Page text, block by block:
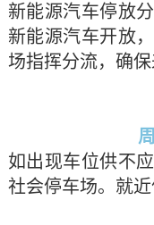
新能源汽车停放
新能源汽车开放
场指挥分流，确保
如出现车位供不
社会停车场。就近